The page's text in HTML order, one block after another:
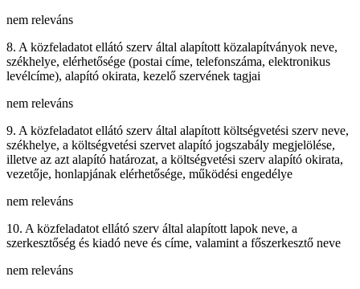
nem releváns
8. A közfeladatot ellátó szerv által alapított közalapítványok neve,
székhelye, elérhetősége (postai címe, telefonszáma, elektronikus
levélcíme), alapító okirata, kezelő szervének tagjai
nem releváns
9. A közfeladatot ellátó szerv által alapított költségvetési szerv neve,
székhelye, a költségvetési szervet alapító jogszabály megjelölése,
illetve az azt alapító határozat, a költségvetési szerv alapító okirata,
vezetője, honlapjának elérhetősége, működési engedélye
nem releváns
10. A közfeladatot ellátó szerv által alapított lapok neve, a
szerkesztőség és kiadó neve és címe, valamint a főszerkesztő neve
nem releváns